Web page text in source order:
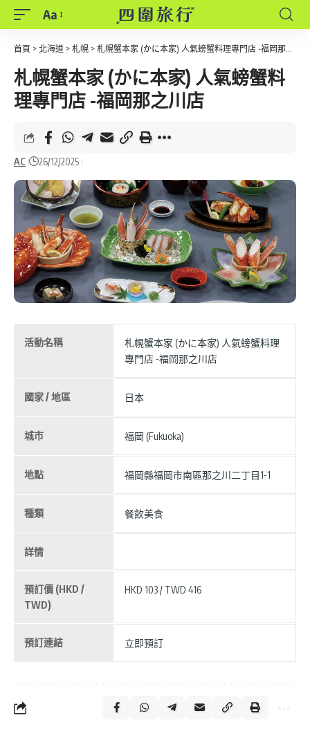
Font
Resizer
Aa
首頁 > 北海道 > 札幌 > 札幌蟹本家 (かに本家) 人氣螃蟹料理專門店 -福岡那之川店
札幌蟹本家 (かに本家) 人氣螃蟹料
理專門店 -福岡那之川店
AC 26/12/2025
活動名稱
札幌蟹本家 (かに本家) 人氣螃蟹料理
專門店 -福岡那之川店
國家 / 地區 日本
城市 福岡 (Fukuoka)
地點 福岡縣福岡市南區那之川二丁目1-1
種類 餐飲美食
詳情
預訂價 (HKD /
TWD)
HKD 103 / TWD 416
預訂連結 立即預訂